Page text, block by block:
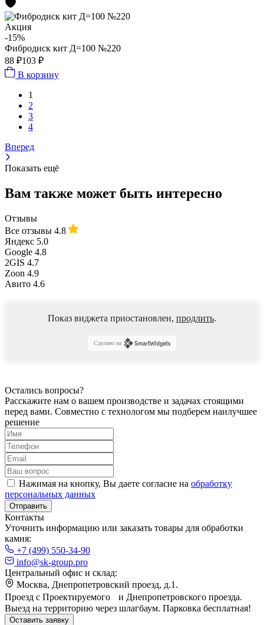
Акция
-15%
Фибродиск кит Д=100 №220
88 ₽103 ₽
В корзину
1
2
3
4
Вперед
Показать ещё
Вам также может быть интересно
Отзывы
Все отзывы 4.8
Яндекс 5.0
Google 4.8
2GIS 4.7
Zoon 4.9
Авито 4.6
Показ виджета приостановлен, продлить.
Сделано на
Остались вопросы?
Расскажите нам о вашем производстве и задачах стоящими
перед вами. Совместно с технологом мы подберем наилучшее
решение
Нажимая на кнопку, Вы даете согласие на обработку
персональных данных
Отправить
Контакты
Уточнить информацию или заказать товары для обработки
камня:
+7 (499) 550-34-90
info@sk-group.pro
Центральный офис и склад:
Москва, Днепропетровский проезд, д.1.
Проезд с Проектируемого и Днепропетровского проезда.
Выезд на территорию через шлагбаум. Парковка бесплатная!
Оставить заявку